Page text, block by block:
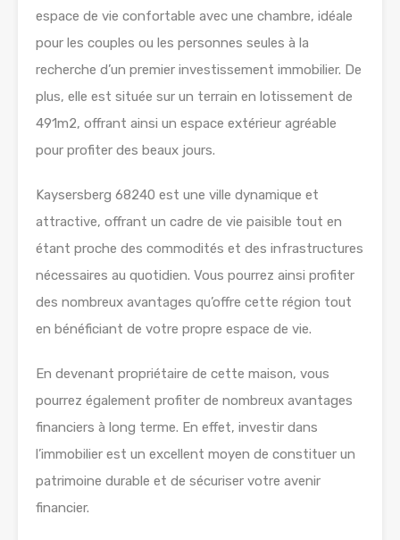
espace de vie confortable avec une chambre, idéale
pour les couples ou les personnes seules à la
recherche d’un premier investissement immobilier. De
plus, elle est située sur un terrain en lotissement de
491m2, offrant ainsi un espace extérieur agréable
pour profiter des beaux jours.
Kaysersberg 68240 est une ville dynamique et
attractive, offrant un cadre de vie paisible tout en
étant proche des commodités et des infrastructures
nécessaires au quotidien. Vous pourrez ainsi profiter
des nombreux avantages qu’offre cette région tout
en bénéficiant de votre propre espace de vie.
En devenant propriétaire de cette maison, vous
pourrez également profiter de nombreux avantages
financiers à long terme. En effet, investir dans
l’immobilier est un excellent moyen de constituer un
patrimoine durable et de sécuriser votre avenir
financier.